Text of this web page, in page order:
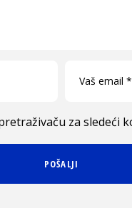
za sledeći